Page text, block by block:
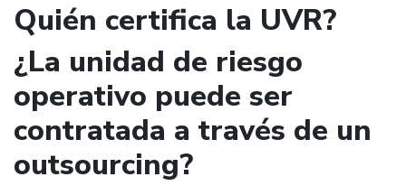
Quién certifica la UVR?
¿La unidad de riesgo
operativo puede ser
contratada a través de un
outsourcing?